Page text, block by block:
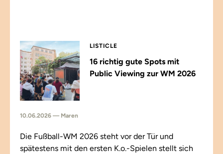
LISTICLE
16 richtig gute Spots mit
Public Viewing zur WM 2026
10.06.2026 — Maren
Die Fußball-WM 2026 steht vor der Tür und
spätestens mit den ersten K.o.-Spielen stellt sich